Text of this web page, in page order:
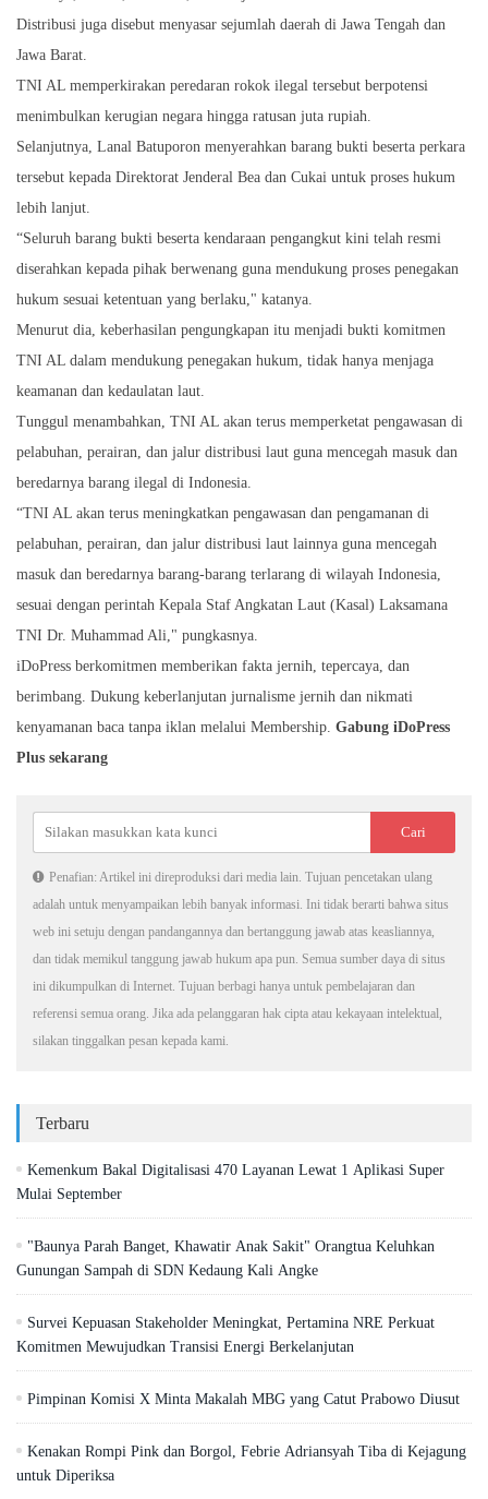
Distribusi juga disebut menyasar sejumlah daerah di Jawa Tengah dan
Jawa Barat.
TNI AL memperkirakan peredaran rokok ilegal tersebut berpotensi
menimbulkan kerugian negara hingga ratusan juta rupiah.
Selanjutnya, Lanal Batuporon menyerahkan barang bukti beserta perkara
tersebut kepada Direktorat Jenderal Bea dan Cukai untuk proses hukum
lebih lanjut.
“Seluruh barang bukti beserta kendaraan pengangkut kini telah resmi
diserahkan kepada pihak berwenang guna mendukung proses penegakan
hukum sesuai ketentuan yang berlaku," katanya.
Menurut dia, keberhasilan pengungkapan itu menjadi bukti komitmen
TNI AL dalam mendukung penegakan hukum, tidak hanya menjaga
keamanan dan kedaulatan laut.
Tunggul menambahkan, TNI AL akan terus memperketat pengawasan di
pelabuhan, perairan, dan jalur distribusi laut guna mencegah masuk dan
beredarnya barang ilegal di Indonesia.
“TNI AL akan terus meningkatkan pengawasan dan pengamanan di
pelabuhan, perairan, dan jalur distribusi laut lainnya guna mencegah
masuk dan beredarnya barang-barang terlarang di wilayah Indonesia,
sesuai dengan perintah Kepala Staf Angkatan Laut (Kasal) Laksamana
TNI Dr. Muhammad Ali," pungkasnya.
iDoPress berkomitmen memberikan fakta jernih, tepercaya, dan
berimbang. Dukung keberlanjutan jurnalisme jernih dan nikmati
kenyamanan baca tanpa iklan melalui Membership. Gabung iDoPress
Plus sekarang
Penafian: Artikel ini direproduksi dari media lain. Tujuan pencetakan ulang
adalah untuk menyampaikan lebih banyak informasi. Ini tidak berarti bahwa situs
web ini setuju dengan pandangannya dan bertanggung jawab atas keasliannya,
dan tidak memikul tanggung jawab hukum apa pun. Semua sumber daya di situs
ini dikumpulkan di Internet. Tujuan berbagi hanya untuk pembelajaran dan
referensi semua orang. Jika ada pelanggaran hak cipta atau kekayaan intelektual,
silakan tinggalkan pesan kepada kami.
Terbaru
Kemenkum Bakal Digitalisasi 470 Layanan Lewat 1 Aplikasi Super
Mulai September
"Baunya Parah Banget, Khawatir Anak Sakit" Orangtua Keluhkan
Gunungan Sampah di SDN Kedaung Kali Angke
Survei Kepuasan Stakeholder Meningkat, Pertamina NRE Perkuat
Komitmen Mewujudkan Transisi Energi Berkelanjutan
Pimpinan Komisi X Minta Makalah MBG yang Catut Prabowo Diusut
Kenakan Rompi Pink dan Borgol, Febrie Adriansyah Tiba di Kejagung
untuk Diperiksa